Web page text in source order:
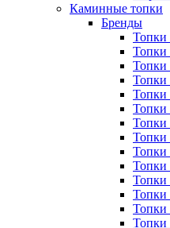
Каминные топки
Бренды
Топки
Топки
Топки
Топки
Топки
Топки